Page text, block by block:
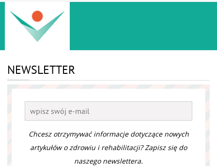
NEWSLETTER
Chcesz otrzymywać informacje dotyczące nowych
artykułów o zdrowiu i rehabilitacji? Zapisz się do
naszego newslettera.